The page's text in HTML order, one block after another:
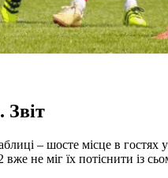
– шосте місце в
не міг їх потіснити із